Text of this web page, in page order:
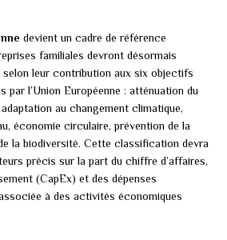
devient un cadre de référence
familiales devront désormais
leur contribution aux six objectifs
par l’Union Européenne : atténuation du
au changement climatique,
économie circulaire, prévention de la
la biodiversité. Cette classification devra
précis sur la part du chiffre d’affaires,
(CapEx) et des dépenses
à des activités économiques